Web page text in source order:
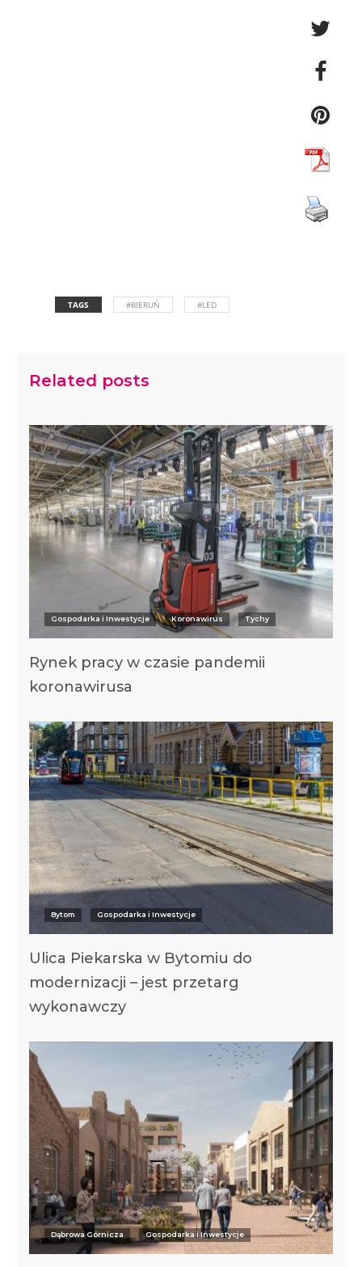
TAGS #BIERUŃ #LED
Related posts
Gospodarka i Inwestycje Koronawirus Tychy
Rynek pracy w czasie pandemii
koronawirusa
Bytom Gospodarka i Inwestycje
Ulica Piekarska w Bytomiu do
modernizacji – jest przetarg
wykonawczy
Dąbrowa Górnicza Gospodarka i Inwestycje